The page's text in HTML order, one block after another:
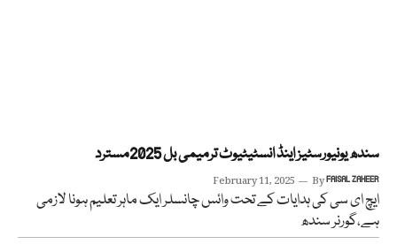
سندھ یونیورسٹیز اینڈ انسٹیٹیوٹ ترمیمی بل 2025مسترد
February 11, 2025 ByFAISAL ZAHEER
ایچ ای سی کی ہدایات کے تحت وائس چانسلر ایک ماہر تعلیم ہونا لازمی
ہے،گورنر سندھ